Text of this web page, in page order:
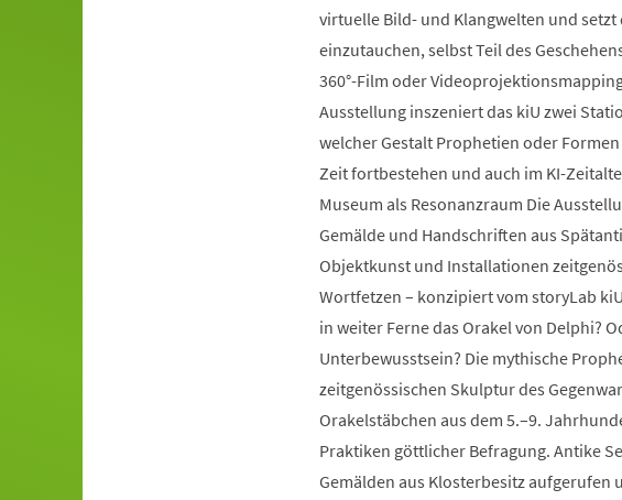
virtuelle Bild- und Klangwelten und
einzutauchen, selbst Teil des
360°-Film oder
Ausstellung inszeniert das kiU zwei
welcher Gestalt Prophetien oder
Zeit fortbestehen und auch im KI-
Museum als Resonanzraum Die
Gemälde und Handschriften aus
Objektkunst und Installationen
Wortfetzen – konzipiert vom storyLab
in weiter Ferne das Orakel von Delphi?
Unterbewusstsein? Die mythische
zeitgenössischen Skulptur des
Orakelstäbchen aus dem 5.–9.
Praktiken göttlicher Befragung. Antike
Gemälden aus Klosterbesitz